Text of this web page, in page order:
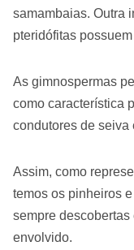
samambaias. Outra
pteridófitas
As gimnospermas
como característica
condutores de seiva
Assim, como
temos os pinheiros
sempre
envolvido.